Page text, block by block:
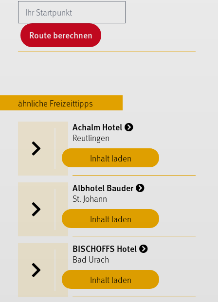
Route berechnen
ähnliche Freizeittipps
Inhalt laden
Achalm Hotel
Reutlingen
Inhalt laden
Albhotel Bauder
St. Johann
Inhalt laden
BISCHOFFS Hotel
Bad Urach